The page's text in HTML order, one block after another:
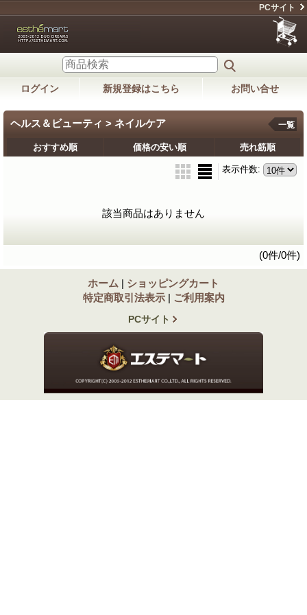
PCサイト
ログイン 新規登録はこちら お問い合せ
ヘルス＆ビューティ > ネイルケア 一覧
おすすめ順 価格の安い順 売れ筋順
表示件数:
該当商品はありません
(0件/0件)
ホーム | ショッピングカート
特定商取引法表示 | ご利用案内
PCサイト